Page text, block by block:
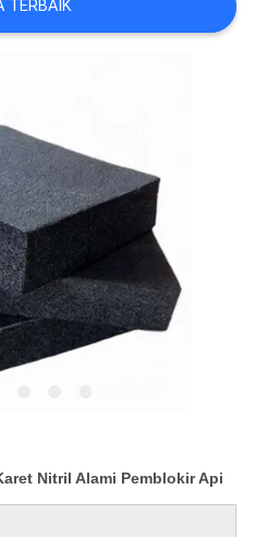
TERBAIK
Nitril Alami Pemblokir Api